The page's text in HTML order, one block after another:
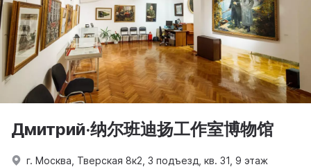
Дмитрий·纳尔班迪扬工作室博物馆
г. Москва, Тверская 8к2, 3 подъезд, кв. 31, 9 этаж